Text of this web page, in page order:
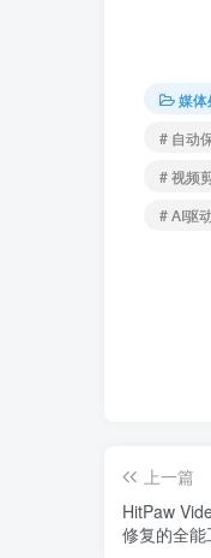
媒体
# 自动
# 视频
# AI驱
上一篇
HitPaw
修复的全能